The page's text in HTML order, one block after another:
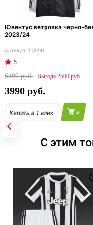
Ювентус ветровка чёрно-
2023/24
118241
5
6490
2500
3990
+
С этим